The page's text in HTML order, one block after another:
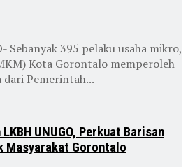
Sebanyak 395 pelaku usaha mikro,
Kota Gorontalo memperoleh
Pemerintah...
UNUGO, Perkuat Barisan
Masyarakat Gorontalo